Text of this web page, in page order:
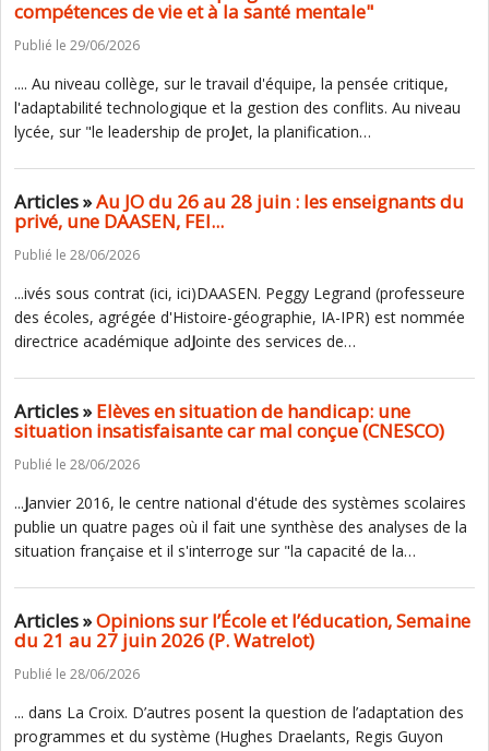
compétences de vie et à la santé mentale"
Publié le 29/06/2026
.... Au niveau collège, sur le travail d'équipe, la pensée critique,
l'adaptabilité technologique et la gestion des conflits. Au niveau
lycée, sur "le leadership de proJet, la planification…
Articles »Au JO du 26 au 28 juin : les enseignants du
privé, une DAASEN, FEI...
Publié le 28/06/2026
...ivés sous contrat (ici, ici)DAASEN. Peggy Legrand (professeure
des écoles, agrégée d'Histoire-géographie, IA-IPR) est nommée
directrice académique adJointe des services de…
Articles »Elèves en situation de handicap: une
situation insatisfaisante car mal conçue (CNESCO)
Publié le 28/06/2026
...Janvier 2016, le centre national d'étude des systèmes scolaires
publie un quatre pages où il fait une synthèse des analyses de la
situation française et il s'interroge sur "la capacité de la…
Articles »Opinions sur l’École et l’éducation, Semaine
du 21 au 27 juin 2026 (P. Watrelot)
Publié le 28/06/2026
... dans La Croix. D’autres posent la question de l’adaptation des
programmes et du système (Hughes Draelants, Regis Guyon